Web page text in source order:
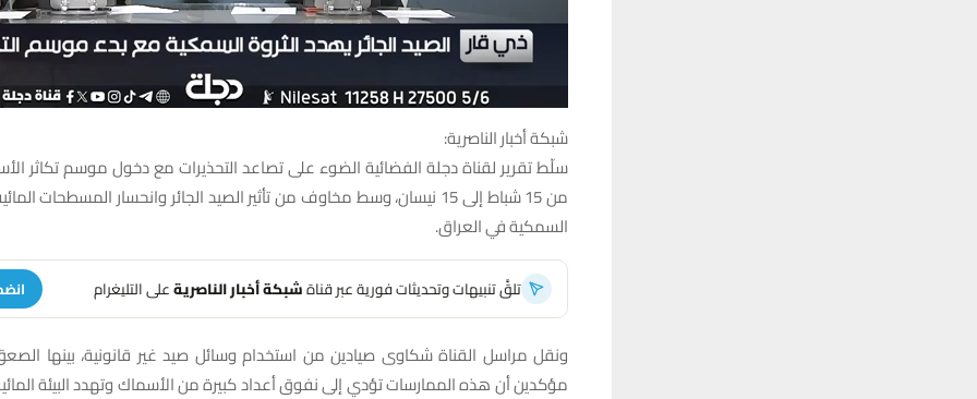
شبكة أخبار الناصرية:
سلّط تقرير لقناة دجلة الفضائية الضوء على تصاعد التحذيرات مع دخول موسم تكاثر
من 15 شباط إلى 15 نيسان، وسط مخاوف من تأثير الصيد الجائر وانحسار المسطحات
السمكية في العراق.
تلقَّ تنبيهات وتحديثات فورية عبر قناةشبكة أخبار الناصريةعلى التليغرام
ونقل مراسل القناة شكاوى صيادين من استخدام وسائل صيد غير قانونية، بينها
مؤكدين أن هذه الممارسات تؤدي إلى نفوق أعداد كبيرة من الأسماك وتهدد البيئة